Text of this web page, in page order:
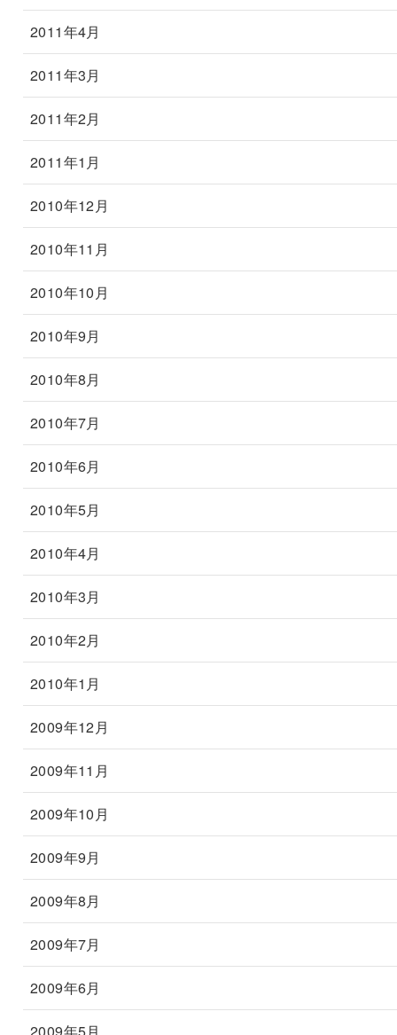
2011年4月
2011年3月
2011年2月
2011年1月
2010年12月
2010年11月
2010年10月
2010年9月
2010年8月
2010年7月
2010年6月
2010年5月
2010年4月
2010年3月
2010年2月
2010年1月
2009年12月
2009年11月
2009年10月
2009年9月
2009年8月
2009年7月
2009年6月